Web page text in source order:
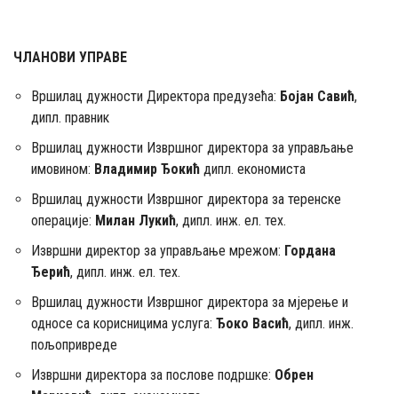
ЧЛАНОВИ УПРАВЕ
Вршилац дужности Директора предузећа: Бојан Савић,
дипл. правник
Вршилац дужности Извршног директора за управљање
имовином: Владимир Ђокић дипл. економиста
Вршилац дужности Извршног директора за теренске
операције: Милан Лукић, дипл. инж. ел. тех.
Извршни директор за управљање мрежом: Гордана
Ђерић, дипл. инж. ел. тех.
Вршилац дужности Извршног директора за мјерење и
односе са корисницима услуга: Ђоко Васић, дипл. инж.
пољопривреде
Извршни директора за послове подршке: Обрен